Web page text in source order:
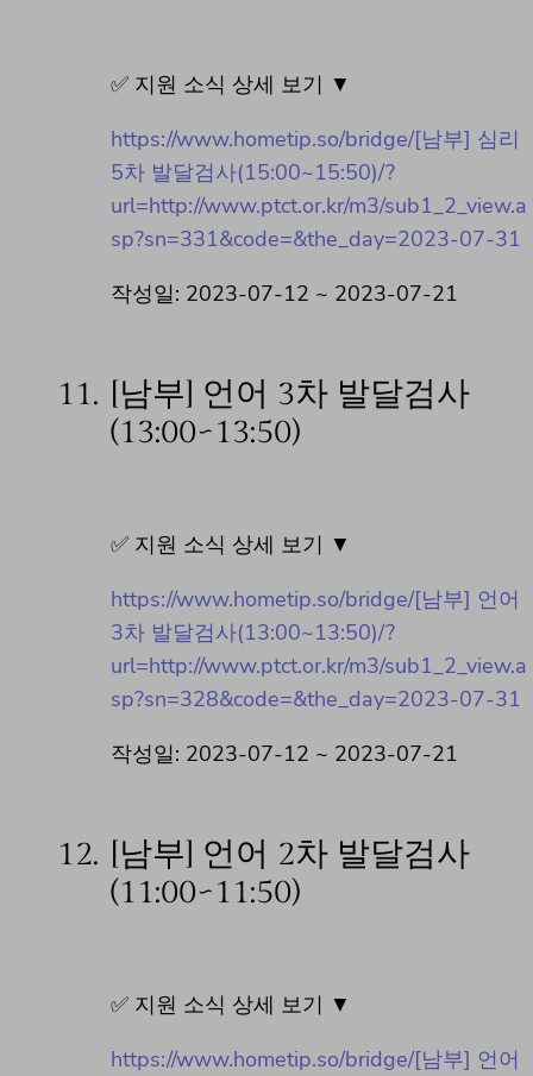
✅ 지원 소식 상세 보기 ▼
https://www.hometip.so/bridge/[남부] 심리
5차 발달검사(15:00~15:50)/?
url=http://www.ptct.or.kr/m3/sub1_2_view.a
sp?sn=331&code=&the_day=2023-07-31
작성일: 2023-07-12 ~ 2023-07-21
11.
[남부] 언어 3차 발달검사
(13:00~13:50)
✅ 지원 소식 상세 보기 ▼
https://www.hometip.so/bridge/[남부] 언어
3차 발달검사(13:00~13:50)/?
url=http://www.ptct.or.kr/m3/sub1_2_view.a
sp?sn=328&code=&the_day=2023-07-31
작성일: 2023-07-12 ~ 2023-07-21
12.
[남부] 언어 2차 발달검사
(11:00~11:50)
✅ 지원 소식 상세 보기 ▼
https://www.hometip.so/bridge/[남부] 언어